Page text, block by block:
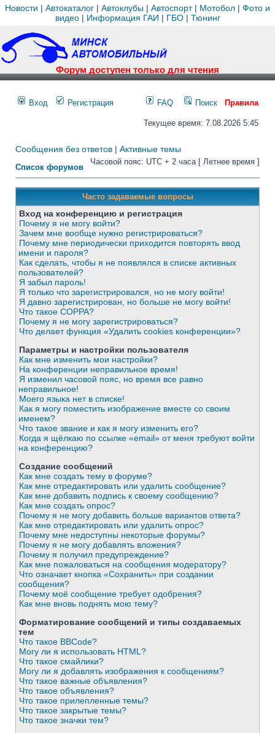
Новости | Автокаталог | Автоклубы | Автоспорт| Мотобол | Фото и
видео| Информация ГАИ | ГБО| Тюнинг
Форум доступен только для чтения
Вход Регистрация FAQ Поиск Правила
Текущее время: 7.08.2026 5:45
Сообщения без ответов | Активные темы
Список форумов
Часовой пояс: UTC + 2 часа [ Летнее время ]
Часто задаваемые вопросы
Вход на конференцию и регистрация
Почему я не могу войти?
Зачем мне вообще нужно регистрироваться?
Почему мне периодически приходится повторять ввод
имени и пароля?
Как сделать, чтобы я не появлялся в списке активных
пользователей?
Я забыл пароль!
Я только что зарегистрировался, но не могу войти!
Я давно зарегистрирован, но больше не могу войти!
Что такое COPPA?
Почему я не могу зарегистрироваться?
Что делает функция «Удалить cookies конференции»?
Параметры и настройки пользователя
Как мне изменить мои настройки?
На конференции неправильное время!
Я изменил часовой пояс, но время все равно
неправильное!
Моего языка нет в списке!
Как я могу поместить изображение вместе со своим
именем?
Что такое звание и как я могу изменить его?
Когда я щёлкаю по ссылке «email» от меня требуют войти
на конференцию?
Создание сообщений
Как мне создать тему в форуме?
Как мне отредактировать или удалить сообщение?
Как мне добавить подпись к своему сообщению?
Как мне создать опрос?
Почему я не могу добавить больше вариантов ответа?
Как мне отредактировать или удалить опрос?
Почему мне недоступны некоторые форумы?
Почему я не могу добавлять вложения?
Почему я получил предупреждение?
Как мне пожаловаться на сообщения модератору?
Что означает кнопка «Сохранить» при создании
сообщения?
Почему моё сообщение требует одобрения?
Как мне вновь поднять мою тему?
Форматирование сообщений и типы создаваемых
тем
Что такое BBCode?
Могу ли я использовать HTML?
Что такое смайлики?
Могу ли я добавлять изображения к сообщениям?
Что такое важные объявления?
Что такое объявления?
Что такое прилепленные темы?
Что такое закрытые темы?
Что такое значки тем?